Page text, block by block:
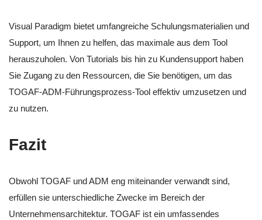
Visual Paradigm bietet umfangreiche Schulungsmaterialien und
Support, um Ihnen zu helfen, das maximale aus dem Tool
herauszuholen. Von Tutorials bis hin zu Kundensupport haben
Sie Zugang zu den Ressourcen, die Sie benötigen, um das
TOGAF-ADM-Führungsprozess-Tool effektiv umzusetzen und
zu nutzen.
Fazit
Obwohl TOGAF und ADM eng miteinander verwandt sind,
erfüllen sie unterschiedliche Zwecke im Bereich der
Unternehmensarchitektur. TOGAF ist ein umfassendes